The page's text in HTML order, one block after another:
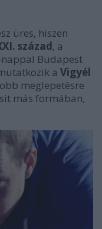
üres, hiszen
század, a
Budapest
a Vigyél
meglepetésre
más formában,